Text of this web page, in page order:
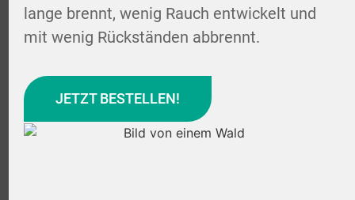
lange brennt, wenig Rauch entwickelt und
mit wenig Rückständen abbrennt.
JETZT BESTELLEN!